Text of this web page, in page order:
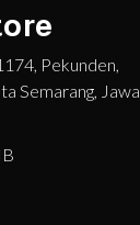
Pekunden,
Semarang, Jawa